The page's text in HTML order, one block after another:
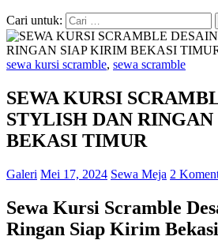
Cari untuk:
sewa kursi scramble, sewa scramble
SEWA KURSI
STYLISH DAN
BEKASI TIMUR
Galeri Mei 17, 2024 Sewa Meja 2
Sewa Kursi Scramble
Ringan Siap Kirim